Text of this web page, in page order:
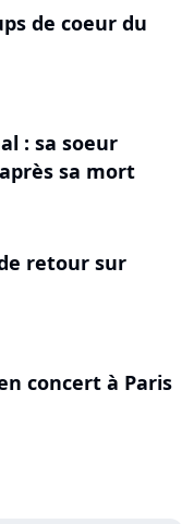
de coeur du
: sa soeur
sa mort
retour sur
concert à Paris